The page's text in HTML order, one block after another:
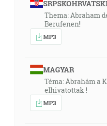
Thema: Abraham
Berufenen!
MP3
MAGYAR
Téma: Ábrahám a
elhivatottak !
MP3